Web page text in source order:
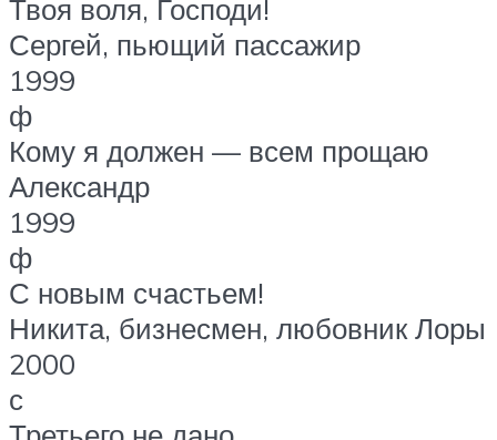
Твоя воля, Господи!
Сергей, пьющий пассажир
1999
ф
Кому я должен — всем прощаю
Александр
1999
ф
С новым счастьем!
Никита, бизнесмен, любовник Лоры
2000
с